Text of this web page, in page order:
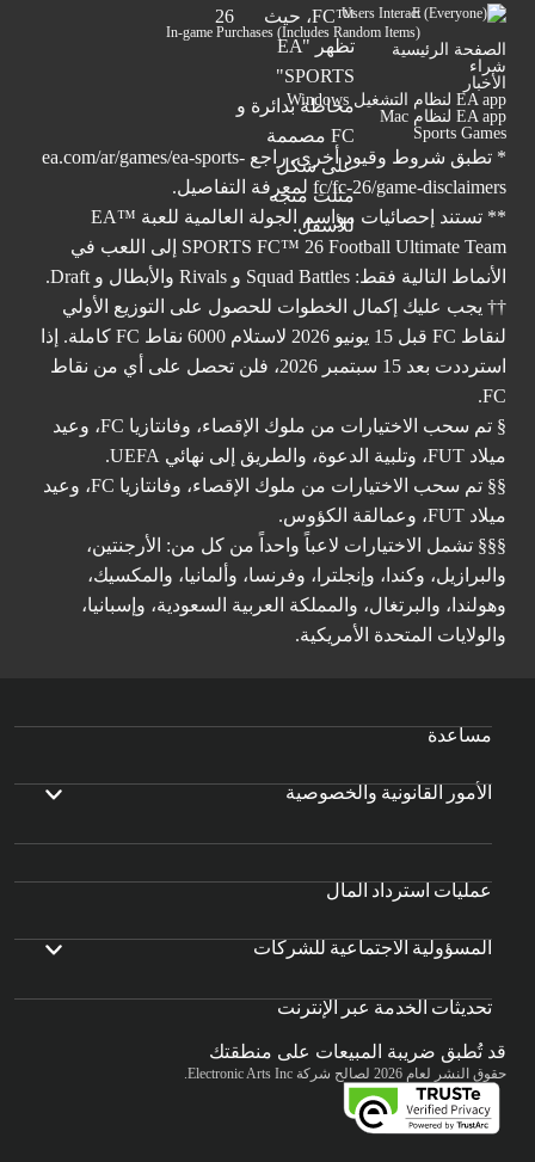
Users Interact
In-game Purchases (Includes Random Items)
الصفحة الرئيسية
شراء
الأخبار
EA app لنظام التشغيل Windows
EA app لنظام Mac
Sports Games
* تطبق شروط وقيود أخرى. راجع ea.com/ar/games/ea-sports-
fc/fc-26/game-disclaimers لمعرفة التفاصيل.
** تستند إحصائيات مواسم الجولة العالمية للعبة ™EA
SPORTS FC™ 26 Football Ultimate Team إلى اللعب في
الأنماط التالية فقط: Squad Battles و Rivals والأبطال و Draft.
†† يجب عليك إكمال الخطوات للحصول على التوزيع الأولي
لنقاط FC قبل 15 يونيو 2026 لاستلام 6000 نقاط FC كاملة. إذا
استرددت بعد 15 سبتمبر 2026، فلن تحصل على أي من نقاط
FC.
§ تم سحب الاختيارات من ملوك الإقصاء، وفانتازيا FC، وعيد
ميلاد FUT، وتلبية الدعوة، والطريق إلى نهائي UEFA.
§§ تم سحب الاختيارات من ملوك الإقصاء، وفانتازيا FC، وعيد
ميلاد FUT، وعمالقة الكؤوس.
§§§ تشمل الاختيارات لاعباً واحداً من كل من: الأرجنتين،
والبرازيل، وكندا، وإنجلترا، وفرنسا، وألمانيا، والمكسيك،
وهولندا، والبرتغال، والمملكة العربية السعودية، وإسبانيا،
والولايات المتحدة الأمريكية.
مساعدة
الأمور القانونية والخصوصية
عمليات استرداد المال
المسؤولية الاجتماعية للشركات
تحديثات الخدمة عبر الإنترنت
قد تُطبق ضريبة المبيعات على منطقتك
حقوق النشر لعام 2026 لصالح شركة Electronic Arts Inc.